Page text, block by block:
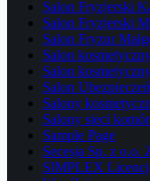
Salon Fryzjerski
Salon Fryzjerski
Salon Fryzur
Salon
Salon
Salon
Salony
Salony sieci
Sample Page
Secesja Sp. z o.o.
SIMPLEX